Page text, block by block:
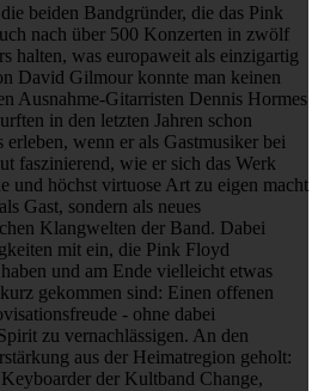
beiden Bandgründer, die das Pink
nach über 500 Konzerten in zwölf
halten, was europaweit als einzigartig
David Gilmour konnte man keinen
Ausnahme-Gitarristen Dennis Hormes
in den letzten Jahren schon
wenn er als Gastmusiker bei
faszinierend, wie er sich das Werk
und höchst virtuose Art zu eigen macht
Gast, sondern als neues
Klangwelten der Band. Dabei
mit ein, die Pink Floyd
und am Ende vielleicht etwas
gekommen sind: Einen offenen
- ohne dabei
zu vernachlässigen. An den
aus der Heimatregion geholt:
der Kultband Change,